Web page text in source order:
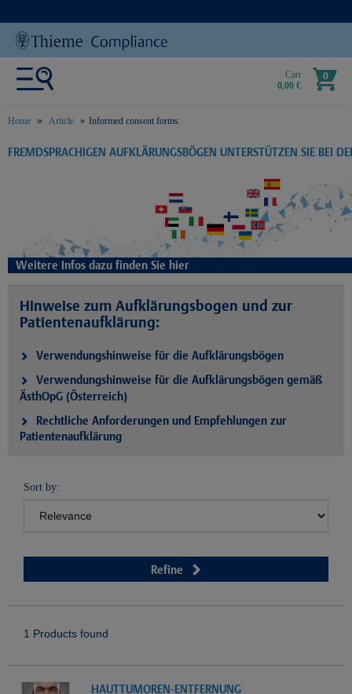
Cart
0,00 €
0
Home Article Informed consent forms
text.skipToContent
text.skipToNavigation
FREMDSPRACHIGEN AUFKLÄRUNGSBÖGEN UNTERSTÜTZEN SIE BEI
Weitere Infos dazu finden Sie hier
Hinweise zum Aufklärungsbogen und zur
Patientenaufklärung:
Verwendungshinweise für die Aufklärungsbögen
Verwendungshinweise für die Aufklärungsbögen gemäß
ÄsthOpG (Österreich)
Rechtliche Anforderungen und Empfehlungen zur
Patientenaufklärung
Sort by:
Refine
1 Products found
HAUTTUMOREN-ENTFERNUNG